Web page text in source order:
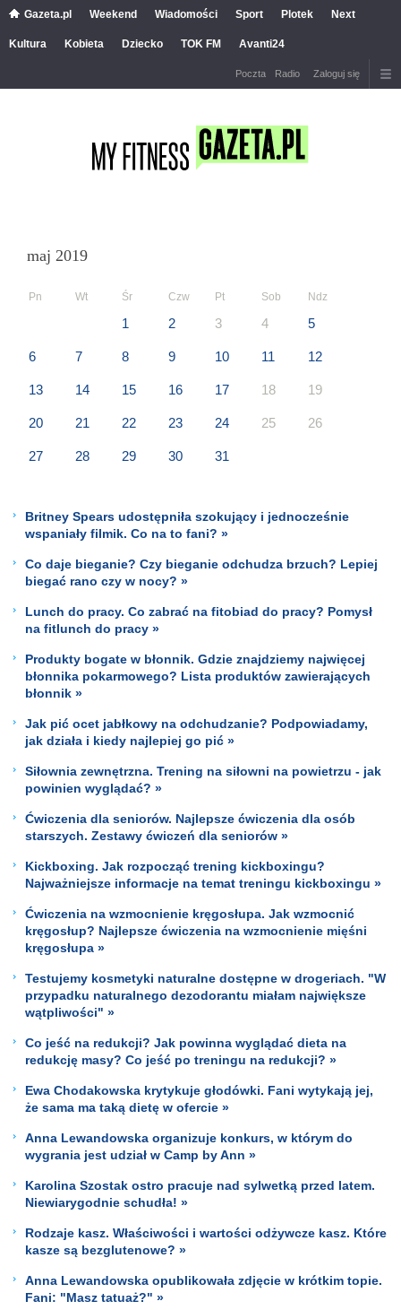
Gazeta.pl Weekend Wiadomości Sport Plotek Next
Kultura Kobieta Dziecko TOK FM Avanti24
Poczta Radio Zaloguj się
maj 2019
Pn Wt Śr Czw Pt Sob Ndz
1 2 3 4 5
6 7 8 9 10 11 12
13 14 15 16 17 18 19
20 21 22 23 24 25 26
27 28 29 30 31
Britney Spears udostępniła szokujący i jednocześnie
wspaniały filmik. Co na to fani? »
Co daje bieganie? Czy bieganie odchudza brzuch? Lepiej
biegać rano czy w nocy? »
Lunch do pracy. Co zabrać na fitobiad do pracy? Pomysł
na fitlunch do pracy »
Produkty bogate w błonnik. Gdzie znajdziemy najwięcej
błonnika pokarmowego? Lista produktów zawierających
błonnik »
Jak pić ocet jabłkowy na odchudzanie? Podpowiadamy,
jak działa i kiedy najlepiej go pić »
Siłownia zewnętrzna. Trening na siłowni na powietrzu - jak
powinien wyglądać? »
Ćwiczenia dla seniorów. Najlepsze ćwiczenia dla osób
starszych. Zestawy ćwiczeń dla seniorów »
Kickboxing. Jak rozpocząć trening kickboxingu?
Najważniejsze informacje na temat treningu kickboxingu »
Ćwiczenia na wzmocnienie kręgosłupa. Jak wzmocnić
kręgosłup? Najlepsze ćwiczenia na wzmocnienie mięśni
kręgosłupa »
Testujemy kosmetyki naturalne dostępne w drogeriach. "W
przypadku naturalnego dezodorantu miałam największe
wątpliwości" »
Co jeść na redukcji? Jak powinna wyglądać dieta na
redukcję masy? Co jeść po treningu na redukcji? »
Ewa Chodakowska krytykuje głodówki. Fani wytykają jej,
że sama ma taką dietę w ofercie »
Anna Lewandowska organizuje konkurs, w którym do
wygrania jest udział w Camp by Ann »
Karolina Szostak ostro pracuje nad sylwetką przed latem.
Niewiarygodnie schudła! »
Rodzaje kasz. Właściwości i wartości odżywcze kasz. Które
kasze są bezglutenowe? »
Anna Lewandowska opublikowała zdjęcie w krótkim topie.
Fani: "Masz tatuaż?" »